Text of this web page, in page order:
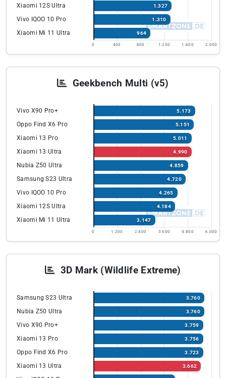
Xiaomi 12S Ultra 1.327
Vivo IQOO 10 Pro 1.310
Xiaomi Mi 11 Ultra 964
0 400 800 1.200 1.600 2.000
Geekbench Multi (v5)
Vivo X90 Pro+ 5.173
Oppo Find X6 Pro 5.151
Xiaomi 13 Pro 5.011
Xiaomi 13 Ultra 4.990
Nubia Z50 Ultra 4.859
Samsung S23 Ultra 4.720
Vivo IQOO 10 Pro 4.265
Xiaomi 12S Ultra 4.184
Xiaomi Mi 11 Ultra 3.147
0 1.200 2.400 3.600 4.800 6.000
3D Mark (Wildlife Extreme)
Samsung S23 Ultra 3.760
Nubia Z50 Ultra 3.760
Vivo X90 Pro+ 3.759
Xiaomi 13 Pro 3.756
Oppo Find X6 Pro 3.723
Xiaomi 13 Ultra 3.662